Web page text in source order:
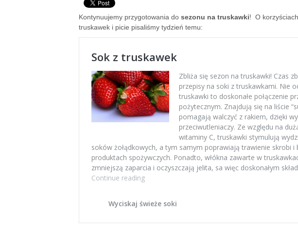
Kontynuujemy przygotowania do sezonu na truskawki! O
truskawek i picie pisaliśmy tydzień temu: